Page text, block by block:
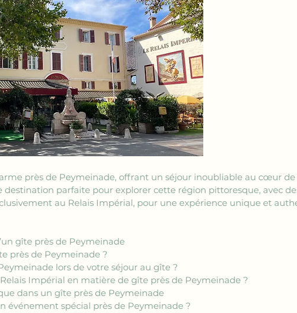
près de Peymeinade, offrant un séjour inoubliable au cœur
destination parfaite pour explorer cette région pittoresque, avec
au Relais Impérial, pour une expérience unique et
gîte près de Peymeinade
près de Peymeinade ?
lors de votre séjour au gîte ?
Impérial en matière de gîte près de Peymeinade ?
dans un gîte près de Peymeinade
événement spécial près de Peymeinade ?